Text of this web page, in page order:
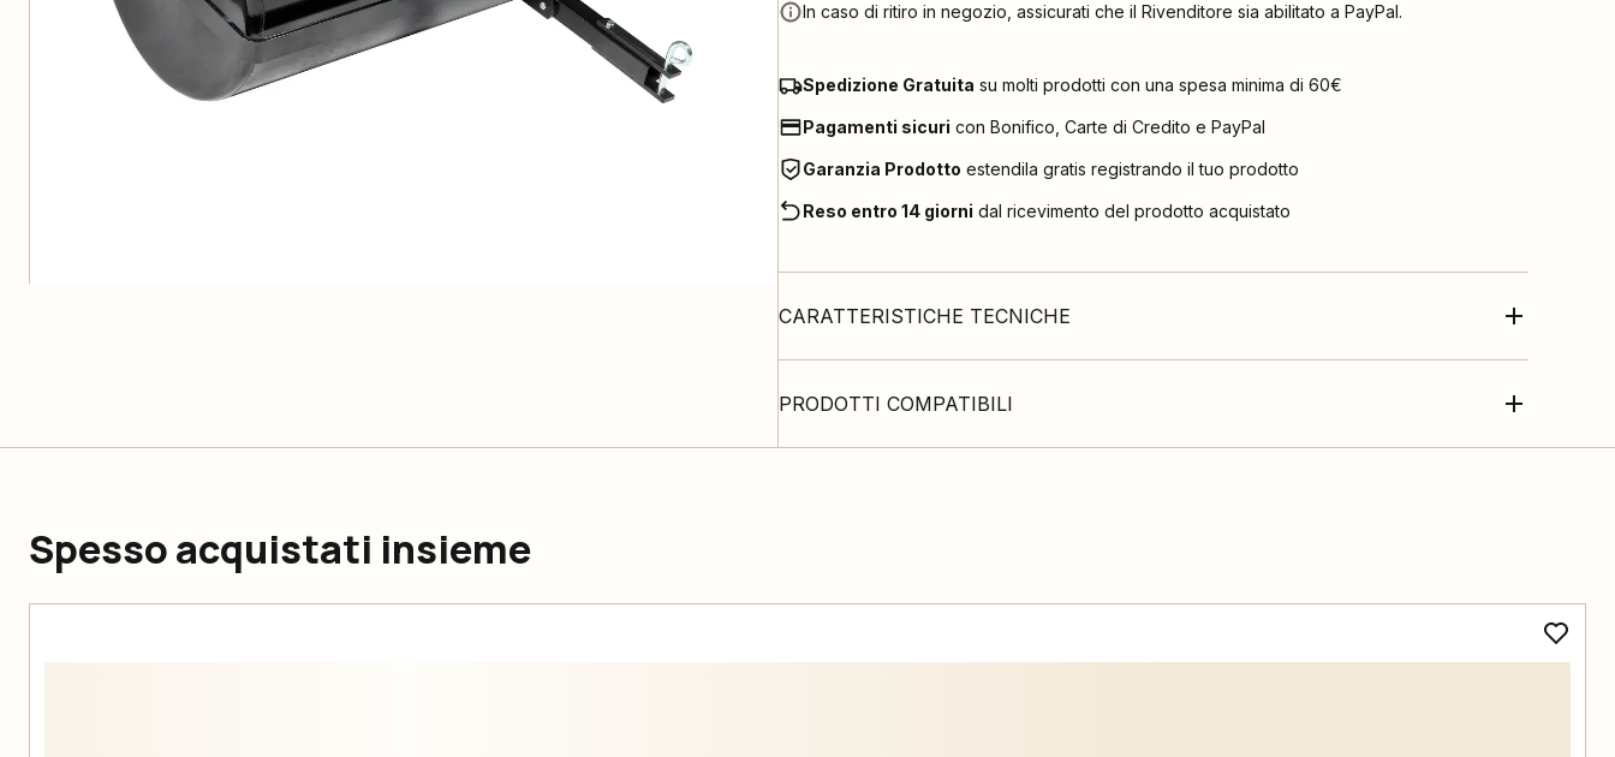
In caso di ritiro in negozio, assicurati che il Rivenditore sia abilitato a PayPal.
Spedizione Gratuita su molti prodotti con una spesa minima di 60€
Pagamenti sicuri con Bonifico, Carte di Credito e PayPal
Garanzia Prodotto estendila gratis registrando il tuo prodotto
Reso entro 14 giorni dal ricevimento del prodotto acquistato
CARATTERISTICHE TECNICHE
PRODOTTI COMPATIBILI
Spesso acquistati insieme